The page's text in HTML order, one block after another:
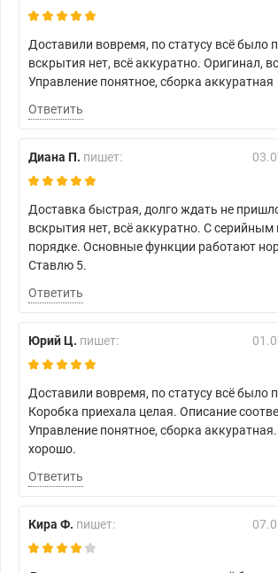
Доставили вовремя, по статусу всё было
вскрытия нет, всё аккуратно. Оригинал,
Управление понятное, сборка аккуратная
Ответить
Диана П. пишет:
Доставка быстрая, долго ждать не
вскрытия нет, всё аккуратно. С
порядке. Основные функции работают
Ставлю 5.
Ответить
Юрий Ц. пишет:
Доставили вовремя, по статусу всё было
Коробка приехала целая. Описание
Управление понятное, сборка
хорошо.
Ответить
Кира Ф. пишет: